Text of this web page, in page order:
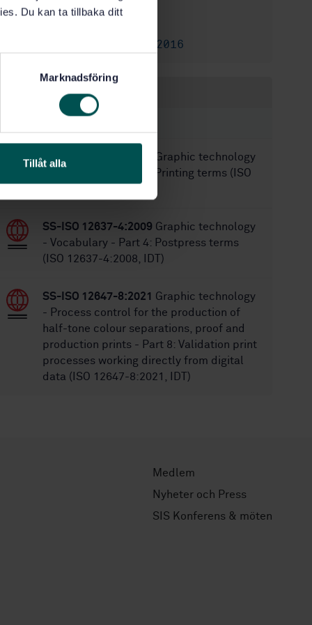
Du kan ta tillbaka ditt
Marknadsföring
Tillåt alla
Approved: 8/23/2021
SS-ISO 14298:2016
Within the same area
SS-ISO 12637-3:2009
Graphic technology
- Vocabulary - Part 3: Printing terms (ISO
SS-ISO 12637-4:2009 Graphic technology
- Vocabulary - Part 4: Postpress terms
(ISO 12637-4:2008, IDT)
SS-ISO 12647-8:2021
Graphic technology
- Process control for the production of
half-tone colour separations, proof and
production prints - Part 8: Validation print
processes working directly from digital
data (ISO 12647-8:2021, IDT)
Medlem
Nyheter och Press
SIS Konferens & möten